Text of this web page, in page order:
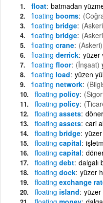
float batmadan
floating booms
floating bridge
floating bridge
floating crane (Askeri)
floating derrick yüzer
floating floor (İnşaat)
floating load yüzen
floating network
floating policy
floating policy
floating assets
floating assets cari
floating bridge
floating capital
floating capital
floating debt dalgalı
floating dock yüzer
floating exchange
floating island yüzer